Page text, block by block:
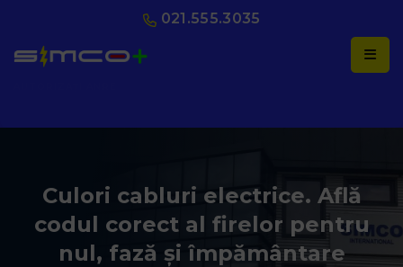
021.555.3035
Culori cabluri electrice. Află
codul corect al firelor pentru
nul, fază și împământare